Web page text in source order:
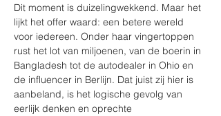
Dit moment is duizelingwekkend. Maar het
lijkt het offer waard: een betere wereld
voor iedereen. Onder haar vingertoppen
rust het lot van miljoenen, van de boerin in
Bangladesh tot de autodealer in Ohio en
de influencer in Berlijn. Dat juist zij hier is
aanbeland, is het logische gevolg van
eerlijk denken en oprechte